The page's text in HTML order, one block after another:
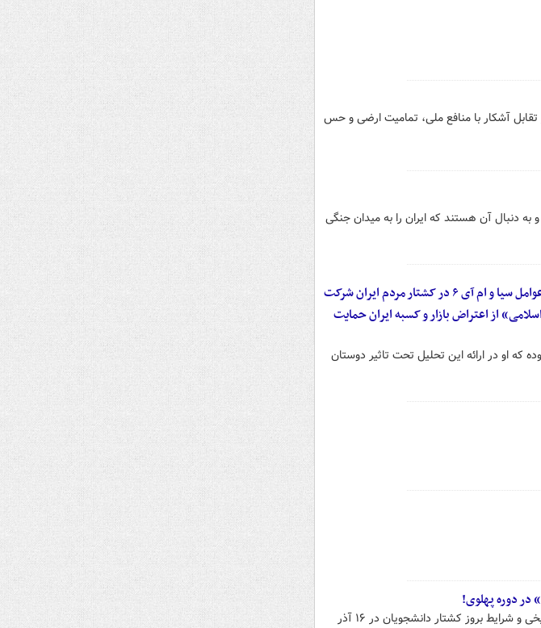
تقابل آشکار با منافع ملی، تمامیت ارضی و حس
دنبال آن هستند که ایران را به میدان جنگی
درس سیاست «راجر واترز» به سلبریتی‌های ایرانی/ بنیانگذار پینک فلوید: عوامل سیا و ام آی ۶ در کشتار مردم ایران شرکت
از اعتراض بازار و کسبه ایران حمایت
که او در ارائه این تحلیل تحت تاثیر دوستان
سلیمی‌نمین مدیر دفتر مطالعات و تدوین تاریخ ایران به بررسی زمینه‌های تاریخی و شرایط بروز کشتار دانشجویان در ۱۶ آذر